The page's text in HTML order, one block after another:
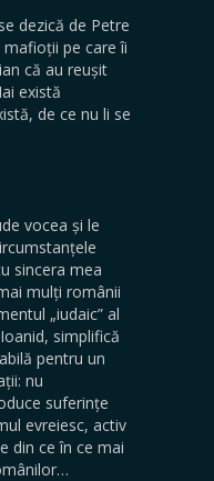
dezică de Petre
mafioții pe care îi
că au reușit
există
de ce nu li se
vocea și le
sincera mea
mulți românii
„iudaic” al
simplifică
pentru un
nu
suferințe
evreiesc, activ
din ce în ce mai